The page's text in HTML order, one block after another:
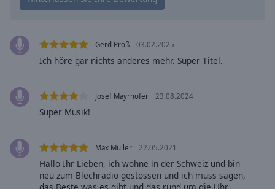
Size
Edge
Style
Font
Family
Gerd Proß 03.02.2025
Ich höre gar nichts anderes mehr. Super Titel.
Josef Mayrhofer 23.08.2024
Super Musik!
Max Müller 22.05.2021
Hallo Ihr Lieben, ich wohne in der Schweiz und bin
neu zum Blechradio gestossen und ich muss sagen,
das Beste was es gibt und das rund um die Uhr,